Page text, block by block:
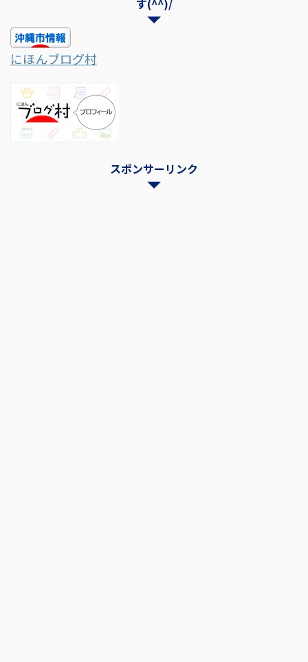
にほんブログ村
スポンサーリンク